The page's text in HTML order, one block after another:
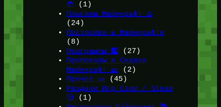
🐞(1)
Плагины Майнкрафт ♨️
(24)
Постройки в Майнкрафте
(8)
Программы ⌨️(27)
Промокоды и Скидки
Майнкрафт 🎫
(2)
Прочее 🧱 (45)
Раздачи Игр Стим / Steam
🎲 (1)